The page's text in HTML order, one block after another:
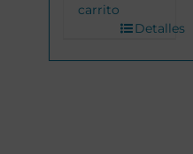
carrito
Detalles